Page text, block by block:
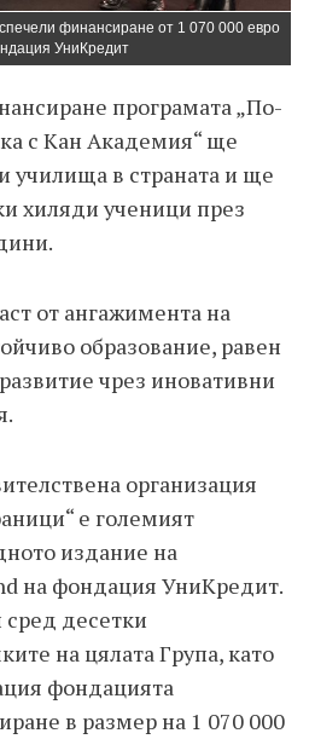
финансиране от 1 070 000 евро
УниКредит
програмата „По-
с Кан Академия“ ще
училища в страната и ще
хиляди ученици през
от ангажимента на
образование, равен
чрез иновативни
организация
е големият
издание на
на фондация УниКредит.
сред десетки
на цялата Група, като
фондацията
в размер на 1 070 000